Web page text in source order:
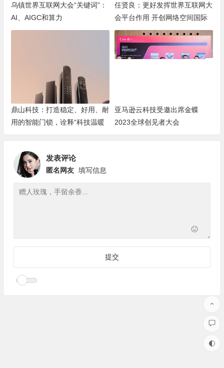
乌镇世界互联网大会“关键词”：
AI、AIGC和算力
任贤良：更好发挥世界互联网大
会平台作用 开创网络空间国际
合作新格局
鼎山科技：打造稳定、好用、耐
用的智能门锁，诠释“科技温暖
生活”的品牌理念
亚马逊云科技受邀出席金蝶
2023全球创见者大会
发表评论
匿名网友 填写信息